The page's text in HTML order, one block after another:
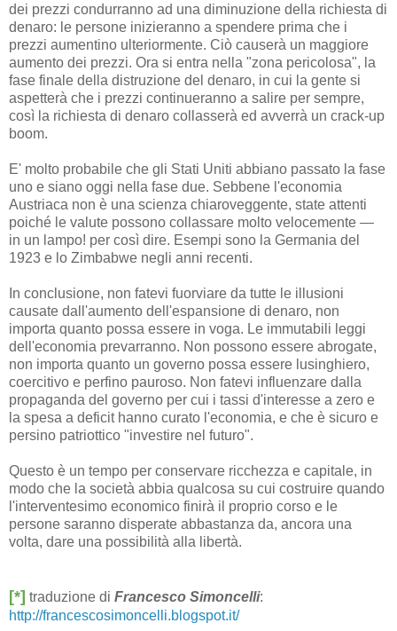
dei prezzi condurranno ad una diminuzione della richiesta di
denaro: le persone inizieranno a spendere prima che i
prezzi aumentino ulteriormente. Ciò causerà un maggiore
aumento dei prezzi. Ora si entra nella "zona pericolosa", la
fase finale della distruzione del denaro, in cui la gente si
aspetterà che i prezzi continueranno a salire per sempre,
così la richiesta di denaro collasserà ed avverrà un crack-up
boom.
E' molto probabile che gli Stati Uniti abbiano passato la fase
uno e siano oggi nella fase due. Sebbene l'economia
Austriaca non è una scienza chiaroveggente, state attenti
poiché le valute possono collassare molto velocemente —
in un lampo! per così dire. Esempi sono la Germania del
1923 e lo Zimbabwe negli anni recenti.
In conclusione, non fatevi fuorviare da tutte le illusioni
causate dall'aumento dell'espansione di denaro, non
importa quanto possa essere in voga. Le immutabili leggi
dell'economia prevarranno. Non possono essere abrogate,
non importa quanto un governo possa essere lusinghiero,
coercitivo e perfino pauroso. Non fatevi influenzare dalla
propaganda del governo per cui i tassi d'interesse a zero e
la spesa a deficit hanno curato l'economia, e che è sicuro e
persino patriottico "investire nel futuro".
Questo è un tempo per conservare ricchezza e capitale, in
modo che la società abbia qualcosa su cui costruire quando
l'interventesimo economico finirà il proprio corso e le
persone saranno disperate abbastanza da, ancora una
volta, dare una possibilità alla libertà.
[*] traduzione di Francesco Simoncelli:
http://francescosimoncelli.blogspot.it/